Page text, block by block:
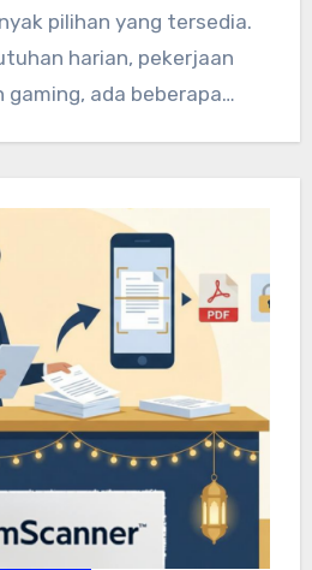
pilihan yang tersedia.
harian, pekerjaan
ada beberapa…